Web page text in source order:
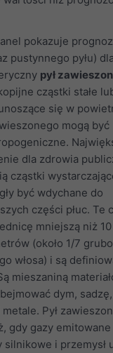
pokazuje
pustynnego pyłu)
pył
cząstki stałe
się w
mogą
dla zdrowia
cząstki
być wdychane do
części płuc. Te
mniejszą niż 10
(około 1/7
włosa) i są
mieszaniną
dym,
metale. Pył
gdy gazy
silnikowe i przemysł